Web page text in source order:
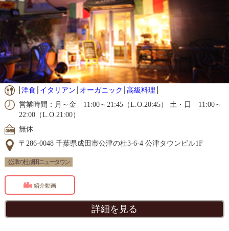
洋食 イタリアン オーガニック
高級料理
営業時間：月～金 11:00～21:45（L.O.20:45） 土・日 11:00～
22:00（L.O.21:00）
無休
〒286-0048 千葉県成田市公津の杜3-6-4 公津タウンビル1F
公津の杜 成田ニュータウン
紹介動画
詳細を見る